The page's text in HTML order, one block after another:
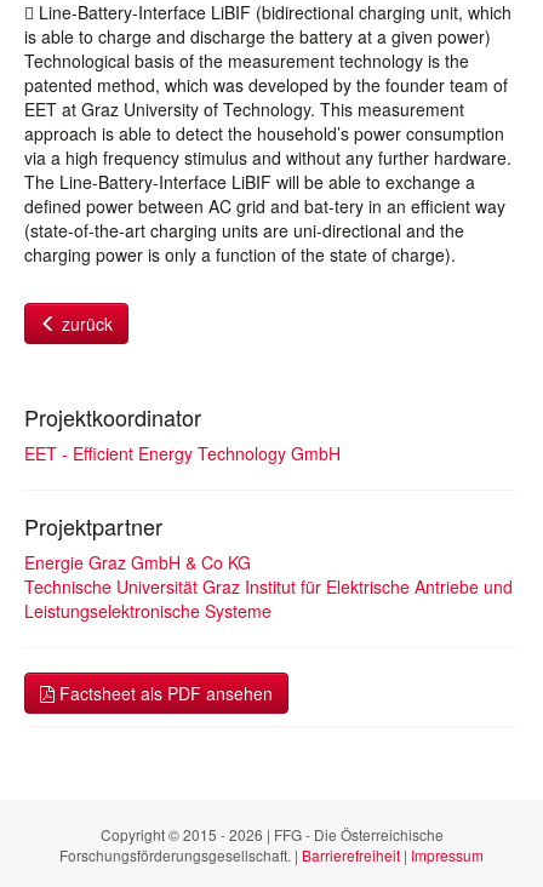
 Line-Battery-Interface LiBIF (bidirectional charging unit, which
is able to charge and discharge the battery at a given power)
Technological basis of the measurement technology is the
patented method, which was developed by the founder team of
EET at Graz University of Technology. This measurement
approach is able to detect the household’s power consumption
via a high frequency stimulus and without any further hardware.
The Line-Battery-Interface LiBIF will be able to exchange a
defined power between AC grid and bat-tery in an efficient way
(state-of-the-art charging units are uni-directional and the
charging power is only a function of the state of charge).
zurück
Projektkoordinator
EET - Efficient Energy Technology GmbH
Projektpartner
Energie Graz GmbH & Co KG
Technische Universität Graz Institut für Elektrische Antriebe und
Leistungselektronische Systeme
Factsheet als PDF ansehen
Copyright © 2015 - 2026 | FFG - Die Österreichische
Forschungsförderungsgesellschaft. | Barrierefreiheit | Impressum